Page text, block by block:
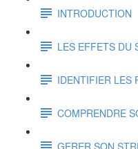
INTRODUCTION
LES EFFETS DU
IDENTIFIER LES
COMPRENDRE
GERER SON